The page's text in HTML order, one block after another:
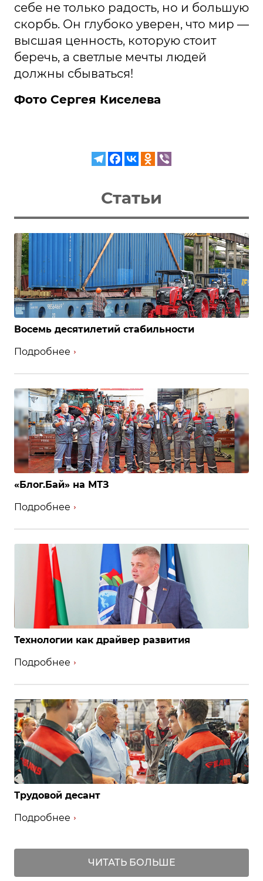
себе не только радость, но и большую
скорбь. Он глубоко уверен, что мир —
высшая ценность, которую стоит
беречь, а светлые мечты людей
должны сбываться!
Фото Сергея Киселева
Статьи
Восемь десятилетий стабильности
Подробнее
«Блог.Бай» на МТЗ
Подробнее
Технологии как драйвер развития
Подробнее
Трудовой десант
Подробнее
ЧИТАТЬ БОЛЬШЕ